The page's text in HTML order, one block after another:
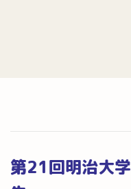
第21回明治大